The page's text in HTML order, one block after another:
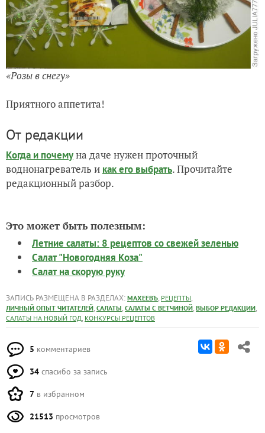
«Розы в снегу»
Приятного аппетита!
От редакции
Когда и почемуна даче нужен проточный
воднонагреватель и как его выбрать. Прочитайте
редакционный разбор.
Это может быть полезным:
Летние салаты: 8 рецептов со свежей зеленью
Салат "Новогодняя Коза"
Салат на скорую руку
ЗАПИСЬ РАЗМЕЩЕНА В РАЗДЕЛАХ: МАХЕЕВЪ, РЕЦЕПТЫ,
ЛИЧНЫЙ ОПЫТ ЧИТАТЕЛЕЙ, САЛАТЫ, САЛАТЫ С ВЕТЧИНОЙ, ВЫБОР РЕДАКЦИИ,
САЛАТЫ НА НОВЫЙ ГОД, КОНКУРСЫ РЕЦЕПТОВ
5 комментариев
34 спасибо за запись
7 в избранном
21513 просмотров